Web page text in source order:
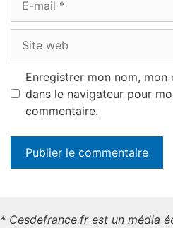
mail
web
Enregistrer mon nom,
dans le navigateur pour
commentaire.
* Cesdefrance.fr est un média